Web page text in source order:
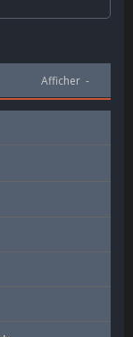
Afficher -